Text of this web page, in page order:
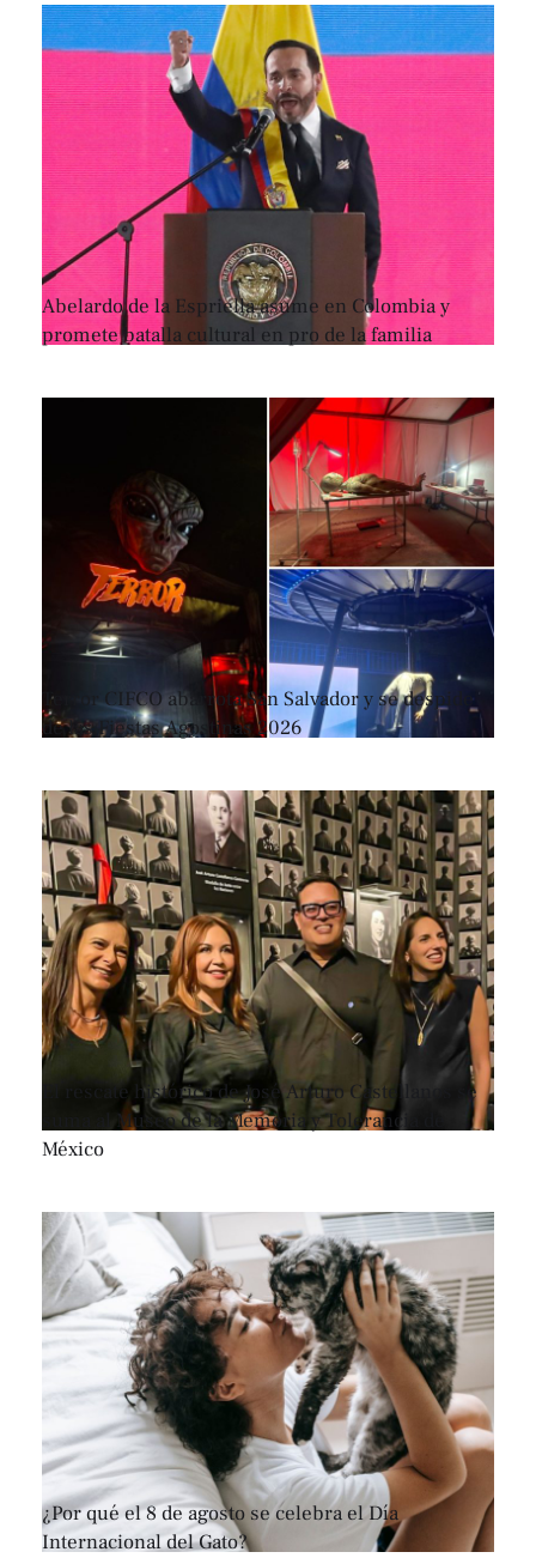
Abelardo de la Espriella asume en Colombia y
promete batalla cultural en pro de la familia
Terror CIFCO abarrota San Salvador y se despide
de las Fiestas Agostinas 2026
El rescate histórico de José Arturo Castellanos se
suma al Museo de la Memoria y Tolerancia de
México
¿Por qué el 8 de agosto se celebra el Día
Internacional del Gato?